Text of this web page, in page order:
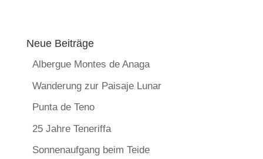
Neue Beiträge
Albergue Montes de Anaga
Wanderung zur Paisaje Lunar
Punta de Teno
25 Jahre Teneriffa
Sonnenaufgang beim Teide